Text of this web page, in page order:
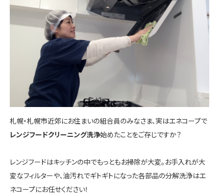
札幌・札幌市近郊にお住まいの組合員のみなさま、実はエネコープで
レンジフードクリーニング洗浄始めたことをご存じですか？
レンジフードはキッチンの中でもっともお掃除が大変。お手入れが大
変なフィルターや、油汚れでギトギトになった各部品の分解洗浄はエ
ネコープにお任せください！